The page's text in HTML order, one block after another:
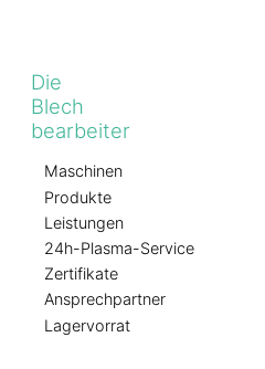
Die
Blech
bearbeiter
Maschinen
Produkte
Leistungen
24h-Plasma-Service
Zertifikate
Ansprechpartner
Lagervorrat